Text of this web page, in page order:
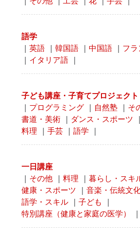
語学
｜ 英語 ｜ 韓国語 ｜ 中国語 ｜ フ
｜ イタリア語 ｜
子ども講座・子育てプロジェクト
｜ プログラミング ｜ 自然塾 ｜ そ
書道・美術 ｜ ダンス・スポーツ ｜
料理 ｜ 手芸 ｜ 語学 ｜
一日講座
｜ その他 ｜ 料理 ｜ 暮らし・スキ
健康・スポーツ ｜ 音楽・伝統文
語学・スキル ｜ 子ども ｜
特別講座（健康と家庭の医学）
｜